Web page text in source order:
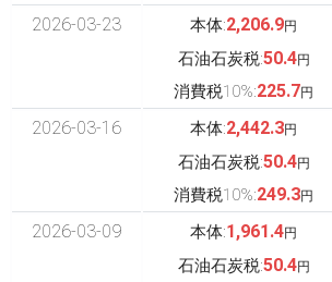
2026-03-23 本体:2,206.9円
石油石炭税:50.4円
消費税10%:225.7円
2026-03-16 本体:2,442.3円
石油石炭税:50.4円
消費税10%:249.3円
2026-03-09 本体:1,961.4円
石油石炭税:50.4円